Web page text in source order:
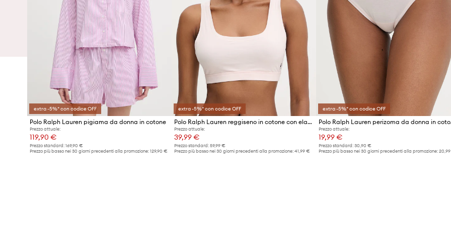
extra -5%* con codice OFF
Polo Ralph Lauren pigiama da donna in cotone
Prezzo attuale:
119,90 €
Prezzo standard: 169,90 €
Prezzo più basso nei 30 giorni precedenti alla promozione: 129,90 €
extra -5%* con codice OFF
Polo Ralph Lauren reggiseno in cotone con elastan
Prezzo attuale:
39,99 €
Prezzo standard:59,99 €
Prezzo più basso nei 30 giorni precedenti alla promozione:41,99 €
extra -5%* con codice OFF
Polo
Prezzo attuale:
19,99 €
Prezzo standard:30,90 €
Prezzo più basso nei 30 giorni precedenti alla promozione: